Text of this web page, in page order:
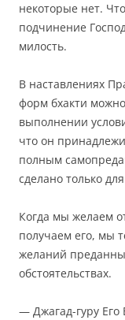
некоторые нет.
подчинение
милость.
В наставлениях
форм бхакти
выполнении
что он
полным
сделано только
Когда мы желаем
получаем его, мы
желаний
обстоятельствах.
— Джагад-гуру